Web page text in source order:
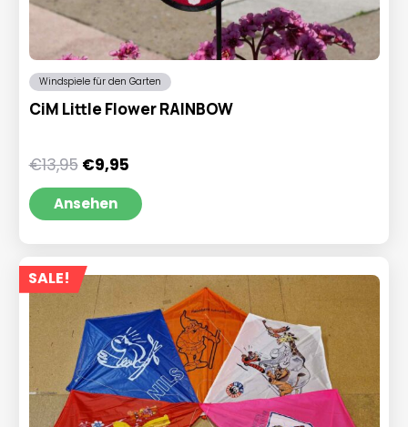
Windspiele für den Garten
CiM Little Flower RAINBOW
€13,95 Ursprünglicher
Preis
war:
€13,95
€9,95Aktueller
Preis
ist:
€9,95.
Ansehen
SALE!